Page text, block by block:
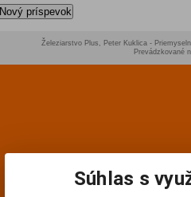
Nový príspevok
Železiarstvo Plus, Peter Kuklica -
Prevádzkované
Súhlas s